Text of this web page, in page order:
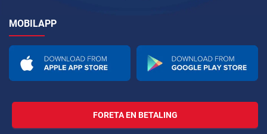
MOBILAPP
FORETA EN BETALING